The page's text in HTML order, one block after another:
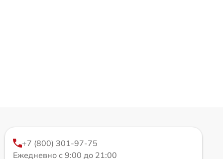
+7 (800) 301-97-75
Ежедневно с 9:00 до 21:00